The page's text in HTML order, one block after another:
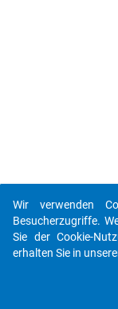
Wir verwenden
Besucherzugriffe.
Sie der Cookie-
erhalten Sie in